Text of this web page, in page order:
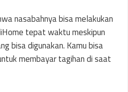
nasabahnya bisa melakukan
tepat waktu meskipun
bisa digunakan. Kamu bisa
membayar tagihan di saat